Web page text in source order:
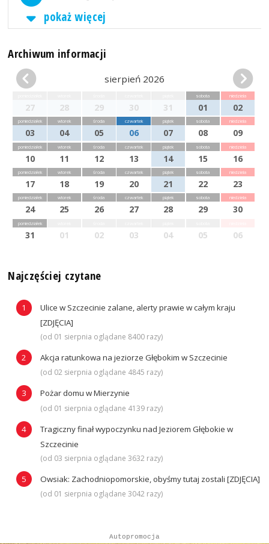
pokaż więcej
Archiwum informacji
sierpień 2026
27 28 29 30 31
sobota
01
niedziela
02
poniedziałek
03
wtorek
04
środa
05
czwartek
06
piątek
07
sobota
08
niedziela
09
poniedziałek
10
wtorek
11
środa
12
czwartek
13
piątek
14
sobota
15
niedziela
16
poniedziałek
17
wtorek
18
środa
19
czwartek
20
piątek
21
sobota
22
niedziela
23
poniedziałek
24
wtorek
25
środa
26
czwartek
27
piątek
28
sobota
29
niedziela
30
poniedziałek
31 01 02 03 04 05 06
Najczęściej czytane
Ulice w Szczecinie zalane, alerty prawie w całym kraju
[ZDJĘCIA]
(od 01 sierpnia oglądane 8400 razy)
Akcja ratunkowa na jeziorze Głębokim w Szczecinie
(od 02 sierpnia oglądane 4845 razy)
Pożar domu w Mierzynie
(od 01 sierpnia oglądane 4139 razy)
Tragiczny finał wypoczynku nad Jeziorem Głębokie w
Szczecinie
(od 03 sierpnia oglądane 3632 razy)
Owsiak: Zachodniopomorskie, obyśmy tutaj zostali [ZDJĘCIA]
(od 01 sierpnia oglądane 3042 razy)
Autopromocja